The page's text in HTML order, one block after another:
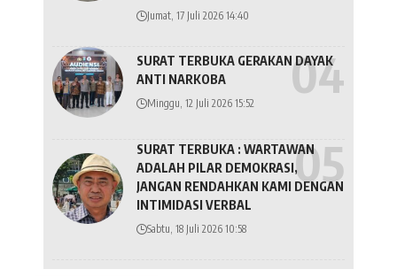
Jumat, 17 Juli 2026 14:40
SURAT TERBUKA GERAKAN DAYAK
ANTI NARKOBA
Minggu, 12 Juli 2026 15:52
SURAT TERBUKA : WARTAWAN
ADALAH PILAR DEMOKRASI,
JANGAN RENDAHKAN KAMI DENGAN
INTIMIDASI VERBAL
Sabtu, 18 Juli 2026 10:58